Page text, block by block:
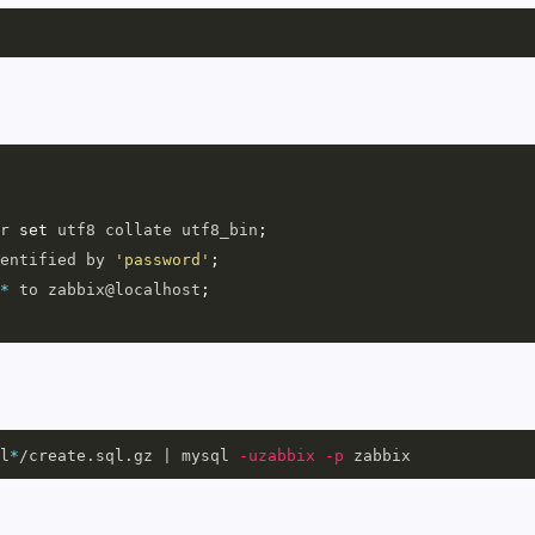
set utf8 collate utf8_bin ;
by
'password' ;
* to zabbix@localhost ;
*/create.sql.gz | mysql -uzabbix -p